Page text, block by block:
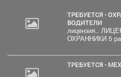
ТРЕБУЕТСЯ - ОХРАННИКИ, ОХРАННИКИ-
ВОДИТЕЛИ
лицензия..
ТРЕБУЕТСЯ -